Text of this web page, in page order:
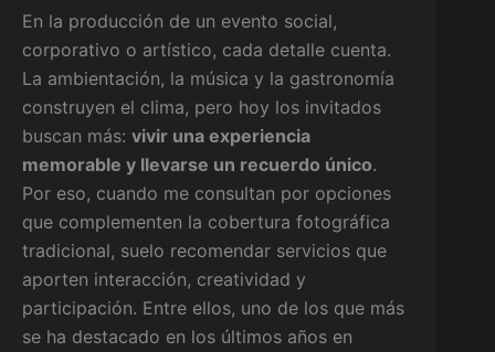
En la producción de un evento social,
corporativo o artístico, cada detalle cuenta.
La ambientación, la música y la gastronomía
construyen el clima, pero hoy los invitados
buscan más: vivir una experiencia
memorable y llevarse un recuerdo único.
Por eso, cuando me consultan por opciones
que complementen la cobertura fotográfica
tradicional, suelo recomendar servicios que
aporten interacción, creatividad y
participación. Entre ellos, uno de los que más
se ha destacado en los últimos años en